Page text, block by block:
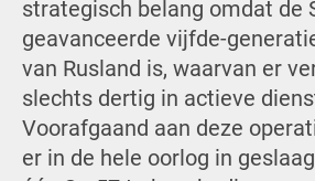
strategisch belang omdat de
geavanceerde vijfde-
van Rusland is, waarvan er
slechts dertig in actieve
Voorafgaand aan deze
er in de hele oorlog in